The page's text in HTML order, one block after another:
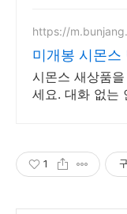
https://
미개봉 시몬스
최대 브랜드
시몬스 새상품
세요. 대화 없는
1